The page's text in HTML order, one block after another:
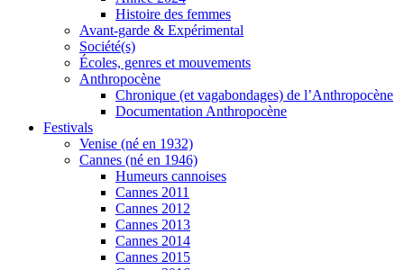
Histoire des femmes
Avant-garde & Expérimental
Société(s)
Écoles, genres et mouvements
Anthropocène
Chronique (et vagabondages) de l’Anthropocène
Documentation Anthropocène
Festivals
Venise (né en 1932)
Cannes (né en 1946)
Humeurs cannoises
Cannes 2011
Cannes 2012
Cannes 2013
Cannes 2014
Cannes 2015